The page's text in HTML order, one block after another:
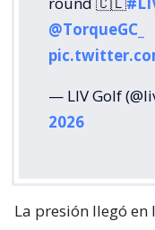
@TorqueGC_
— LIV Golf
2026
La presión llegó